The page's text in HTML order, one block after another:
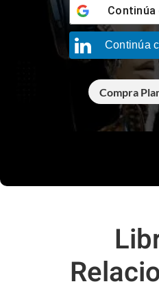
Continúa
Continúa
Compra